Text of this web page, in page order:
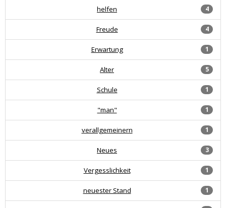
4
helfen
4
Freude
1
Erwartung
5
Alter
1
Schule
1
"man"
1
verallgemeinern
3
Neues
1
Vergesslichkeit
1
neuester Stand